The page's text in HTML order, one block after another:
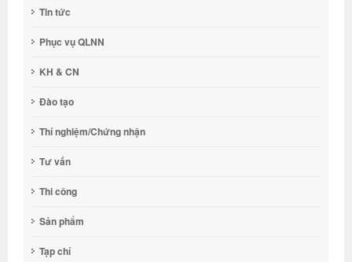
Tin tức
Phục vụ QLNN
KH & CN
Đào tạo
Thí nghiệm/Chứng nhận
Tư vấn
Thi công
Sản phẩm
Tạp chí